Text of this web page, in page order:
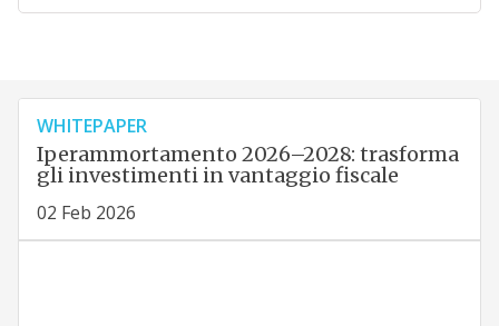
WHITEPAPER
Iperammortamento 2026–2028: trasforma
gli investimenti in vantaggio fiscale
02 Feb 2026